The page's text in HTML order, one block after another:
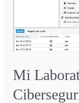
Cómo
Evitarlos
Mi